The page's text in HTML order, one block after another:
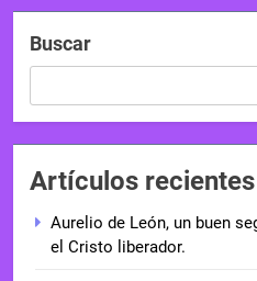
Buscar
Artículos recientes
Aurelio de León, un buen
el Cristo liberador.